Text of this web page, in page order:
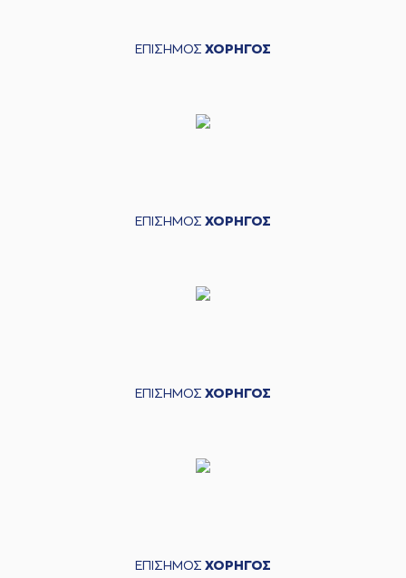
ΕΠΙΣΗΜΟΣ ΧΟΡΗΓΟΣ
ΕΠΙΣΗΜΟΣ ΧΟΡΗΓΟΣ
ΕΠΙΣΗΜΟΣ ΧΟΡΗΓΟΣ
ΕΠΙΣΗΜΟΣ ΧΟΡΗΓΟΣ